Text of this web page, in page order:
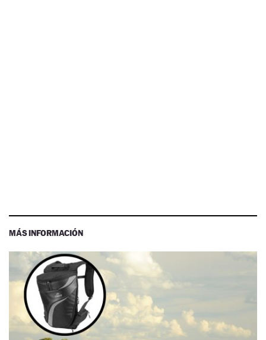
MÁS INFORMACIÓN